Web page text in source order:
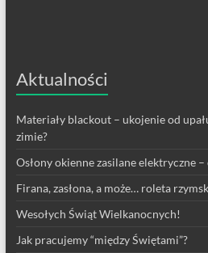
Aktualności
Materiały blackout – ukojenie od
zimie?
Osłony okienne zasilane elektryczne –
Firana, zasłona, a może… roleta
Wesołych Świąt Wielkanocnych!
Jak pracujemy “między Świętami”?